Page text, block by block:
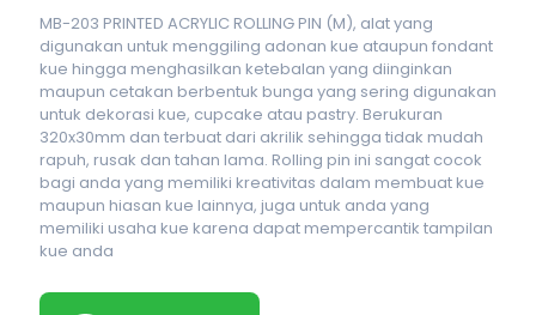
MB-203 PRINTED ACRYLIC ROLLING PIN (M), alat yang
digunakan untuk menggiling adonan kue ataupun fondant
kue hingga menghasilkan ketebalan yang diinginkan
maupun cetakan berbentuk bunga yang sering digunakan
untuk dekorasi kue, cupcake atau pastry. Berukuran
320x30mm dan terbuat dari akrilik sehingga tidak mudah
rapuh, rusak dan tahan lama. Rolling pin ini sangat cocok
bagi anda yang memiliki kreativitas dalam membuat kue
maupun hiasan kue lainnya, juga untuk anda yang
memiliki usaha kue karena dapat mempercantik tampilan
kue anda